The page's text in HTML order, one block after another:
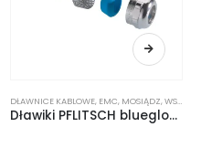
DŁAWNICE KABLOWE, EMC, MOSIĄDZ,WSZYSTKIE PRODUKTY
Dławiki PFLITSCH blueglobe TRI NM/Cr